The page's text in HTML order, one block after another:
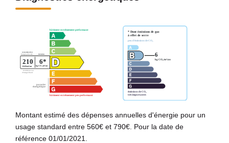
Montant estimé des dépenses annuelles d'énergie pour un
usage standard entre 560€ et 790€. Pour la date de
référence 01/01/2021.